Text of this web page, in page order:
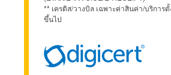
** เครดิส/วางบิล เฉพาะค่าสินค่า/บริการ
ขึ้นไป